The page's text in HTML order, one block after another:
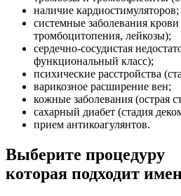
наличие кардиостимуляторов;
системные заболевания
тромбоцитопения, лейкозы);
сердечно-сосудистая
функциональный класс);
психические расстройства
варикозное расширение вен;
кожные заболевания (острая
сахарный диабет (стадия
прием антикоагулянтов.
Выберите процедуру
которая подходит